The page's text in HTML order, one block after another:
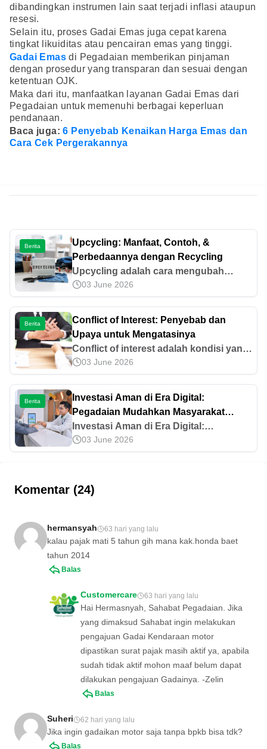
dibandingkan instrumen lain saat terjadi inflasi ataupun
resesi.
Selain itu, proses Gadai Emas juga cepat karena
tingkat likuiditas atau pencairan emas yang tinggi.
Gadai Emas di Pegadaian memberikan pinjaman
dengan prosedur yang transparan dan sesuai dengan
ketentuan OJK.
Maka dari itu, manfaatkan layanan Gadai Emas dari
Pegadaian untuk memenuhi berbagai keperluan
pendanaan.
Baca juga:6 Penyebab Kenaikan Harga Emas dan
Cara Cek Pergerakannya
Berita
Upcycling: Manfaat, Contoh, &
Perbedaannya dengan Recycling
Upcycling adalah cara mengubah
barang bekas yang tidak terpakai
menjadi produk baru dengan nilai lebih
tinggi. Ini manfaat dan perbedaannya
dengan recycling!
03 June 2026
Berita
Conflict of Interest: Penyebab dan
Upaya untuk Mengatasinya
Conflict of interest adalah kondisi yang
dapat mengaburkan batas antara
kepentingan pribadi dan tanggung
jawab profesional. Ketahui cara
mengatasinya di sini!
03 June 2026
Berita
Investasi Aman di Era Digital:
Pegadaian Mudahkan Masyarakat
Wujudkan Rencana Masa Depan
dengan Tabungan Emas
Investasi Aman di Era Digital:
Pegadaian Mudahkan Masyarakat
Wujudkan Rencana Masa Depan
03 June 2026
Komentar (24)
hermansyah 63 hari yang lalu
kalau pajak mati 5 tahun gih mana kak.honda baet
tahun 2014
Balas
Customercare 63 hari yang lalu
Hai Hermasnyah, Sahabat Pegadaian. Jika
yang dimaksud Sahabat ingin melakukan
pengajuan Gadai Kendaraan motor
dipastikan surat pajak masih aktif ya, apabila
sudah tidak aktif mohon maaf belum dapat
dilakukan pengajuan Gadainya. -Zelin
Balas
Suheri 62 hari yang lalu
Jika ingin gadaikan motor saja tanpa bpkb bisa tdk?
Balas